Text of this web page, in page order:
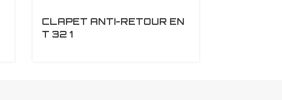
CLAPET ANTI-RETOUR EN
T 32 1